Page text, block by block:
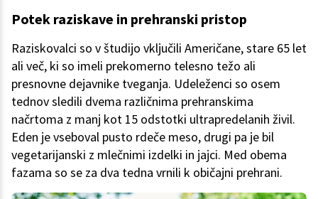
Potek raziskave in prehranski pristop
Raziskovalci so v študijo vključili Američane, stare 65 let
ali več, ki so imeli prekomerno telesno težo ali
presnovne dejavnike tveganja. Udeleženci so osem
tednov sledili dvema različnima prehranskima
načrtoma z manj kot 15 odstotki ultrapredelanih živil.
Eden je vseboval pusto rdeče meso, drugi pa je bil
vegetarijanski z mlečnimi izdelki in jajci. Med obema
fazama so se za dva tedna vrnili k običajni prehrani.